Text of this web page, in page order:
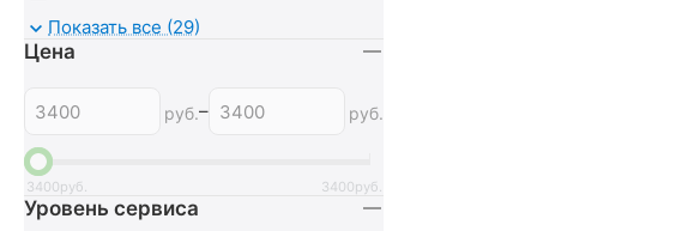
Неврология
Нервная система
Ортопедия
Показать все (29)
Цена
руб.– руб.
3400руб. 3400руб.
Уровень сервиса